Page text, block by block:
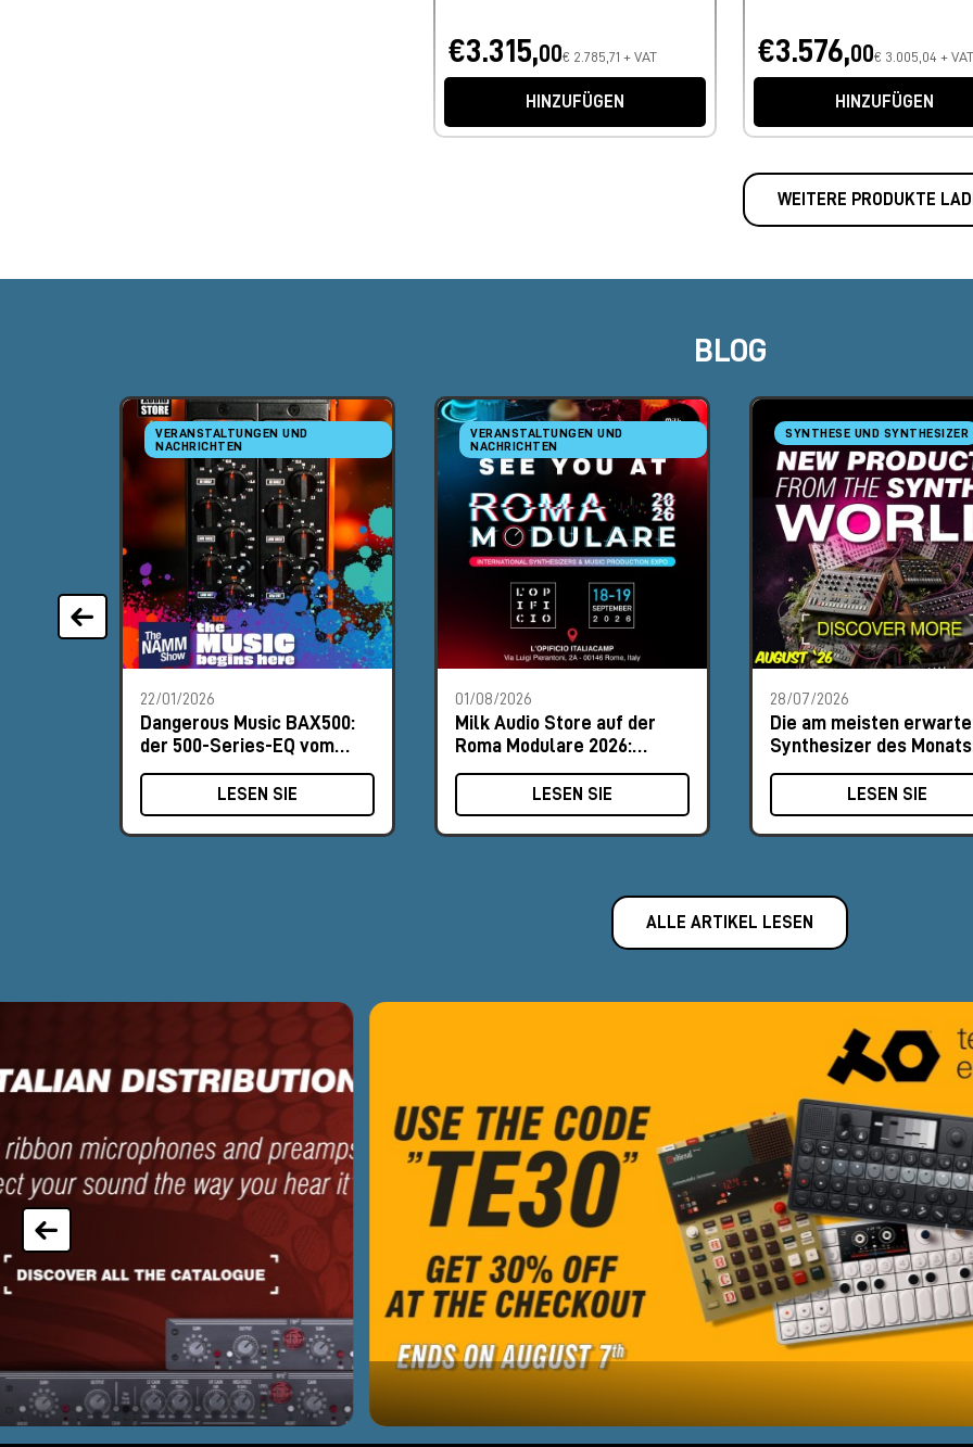
€3.315,00€ 2.785,71 + VAT
HINZUFÜGEN
€3.576,00€ 3.005,04 + VAT
HINZUFÜGEN
WEITERE PRODUKTE
BLOG
VERANSTALTUNGEN UND
NACHRICHTEN
22/01/2026
Dangerous Music BAX500:
der 500-Series-EQ vom
NAMM 2026
LESEN SIE
VERANSTALTUNGEN UND
NACHRICHTEN
01/08/2026
Milk Audio Store auf der
Roma Modulare 2026:
Besuche uns am Stand #8
LESEN SIE
SYNTHESE UND SYNTHESIZER
28/07/2026
Die am meisten
Synthesizer des
August 2026
LESEN SIE
ALLE ARTIKEL LESEN